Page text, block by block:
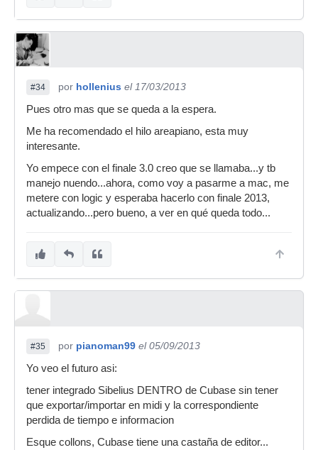
#34 por hollenius el 17/03/2013
Pues otro mas que se queda a la espera.
Me ha recomendado el hilo areapiano, esta muy
interesante.
Yo empece con el finale 3.0 creo que se llamaba...y tb
manejo nuendo...ahora, como voy a pasarme a mac, me
metere con logic y esperaba hacerlo con finale 2013,
actualizando...pero bueno, a ver en qué queda todo...
#35 por pianoman99 el 05/09/2013
Yo veo el futuro asi:
tener integrado Sibelius DENTRO de Cubase sin tener
que exportar/importar en midi y la correspondiente
perdida de tiempo e informacion
Esque collons, Cubase tiene una castaña de editor...